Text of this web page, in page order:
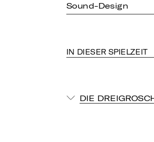
Sound-Design
IN DIESER SPIELZEIT
DIE